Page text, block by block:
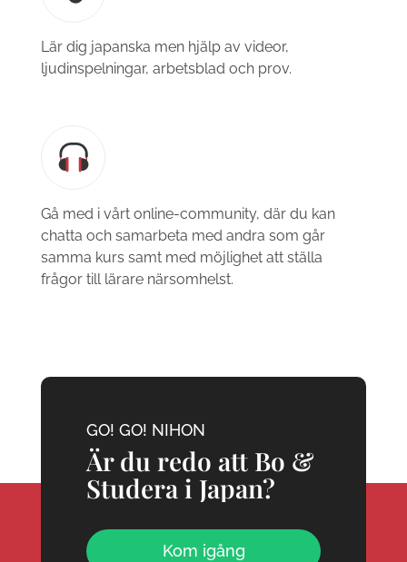
Lär dig japanska men hjälp av videor,
ljudinspelningar, arbetsblad och prov.
Gå med i vårt online-community, där du kan
chatta och samarbeta med andra som går
samma kurs samt med möjlighet att ställa
frågor till lärare närsomhelst.
GO! GO! NIHON
Är du redo att Bo &
Studera i Japan?
Kom igång